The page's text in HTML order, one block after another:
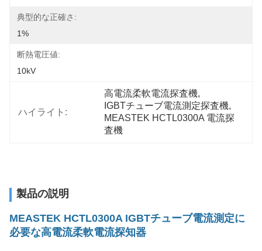
典型的な正確さ:
1%
断熱電圧値:
10kV
ハイライト:
高電流柔軟電流探査機,
IGBTチューブ電流測定探査機,
MEASTEK HCTL0300A 電流探
査機
製品の説明
MEASTEK HCTL0300A IGBTチューブ電流測定に
必要な高電流柔軟電流探知器